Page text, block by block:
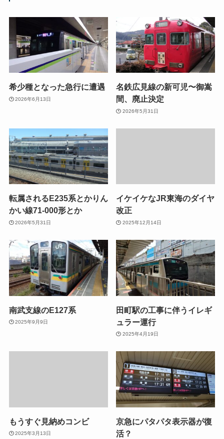
希少種となった急行に遭遇
2026年6月13日
名鉄広見線の新可児〜御嵩
間、廃止決定
2026年5月31日
転属されるE235系とかりん
かい線71-000形とか
2026年5月31日
イケイケなJR東海のダイヤ
改正
2025年12月14日
南武支線のE127系
2025年9月9日
田町駅の工事に伴うイレギ
ュラー運行
2025年4月19日
もうすぐ見納めコンビ
2025年3月13日
京急にパタパタ表示器が復
活？